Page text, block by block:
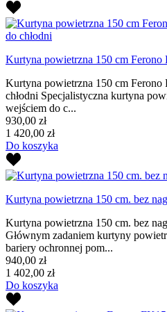
Kurtyna powietrzna 150 cm Ferono
Kurtyna powietrzna 150 cm
chłodni Specjalistyczna kurtyna
wejściem do c...
930,00 zł
1 420,00 zł
Do koszyka
Kurtyna powietrzna 150 cm. bez
Kurtyna powietrzna 150 cm. bez
Głównym zadaniem kurtyny
bariery ochronnej pom...
940,00 zł
1 402,00 zł
Do koszyka